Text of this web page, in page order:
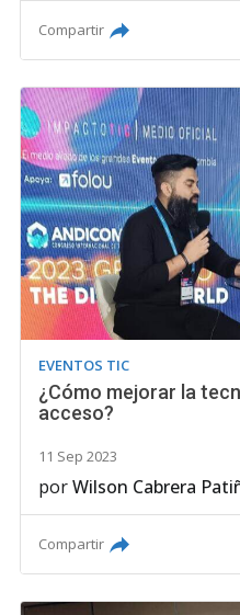
Compartir
EVENTOS TIC
¿Cómo mejorar la
acceso?
11 Sep 2023
porWilson Cabrera
Compartir